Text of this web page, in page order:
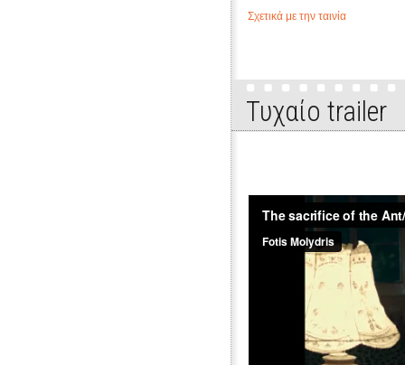
Σχετικά με την ταινία
Τυχαίo trailer